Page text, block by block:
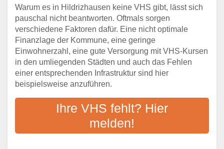
Abendschule in der Region rund um
Hildrizhausen
VHS steht für Erwachsenenbildung
Online-Kurse: Alternative Angebote zum
VHS-Kurs
Vor- und Nachteile von Online-Kursen
Checkliste: Darauf kommt es bei
Bildungsangeboten an
Das bundesweite Volkshochschulwesen
Warum es in Hildrizhausen keine VHS gibt, lässt sich
pauschal nicht beantworten. Oftmals sorgen
verschiedene Faktoren dafür. Eine nicht optimale
Finanzlage der Kommune, eine geringe
Einwohnerzahl, eine gute Versorgung mit VHS-Kursen
in den umliegenden Städten und auch das Fehlen
einer entsprechenden Infrastruktur sind hier
beispielsweise anzuführen.
Ihre VHS fehlt? Hier
melden!